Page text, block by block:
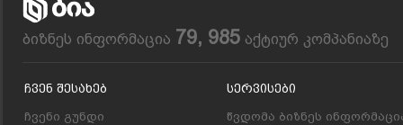
ბიზნეს ინფორმაცია 79, 985 აქტიურ კომპანიაზე
Ჩვენ Შესახებ
ჩვენი გუნდი
Სერვისები
წვდომა ბიზნეს